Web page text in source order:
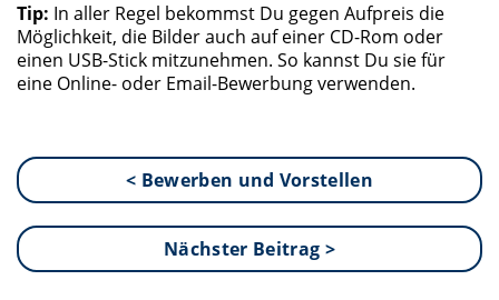
Tip: In aller Regel bekommst Du gegen Aufpreis die
Möglichkeit, die Bilder auch auf einer CD-Rom oder
einen USB-Stick mitzunehmen. So kannst Du sie für
eine Online- oder Email-Bewerbung verwenden.
< Bewerben und Vorstellen
Nächster Beitrag >